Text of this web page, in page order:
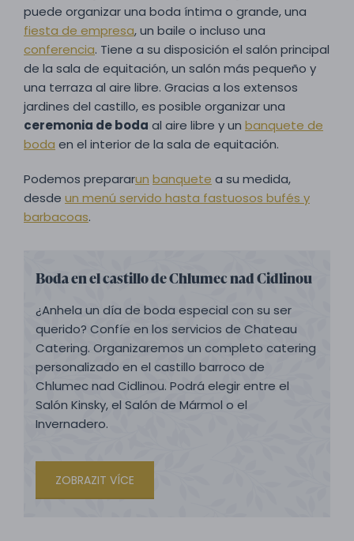
puede organizar una boda íntima o grande, una
fiesta de empresa, un baile o incluso una
conferencia. Tiene a su disposición el salón principal
de la sala de equitación, un salón más pequeño y
una terraza al aire libre. Gracias a los extensos
jardines del castillo, es posible organizar una
ceremonia de boda al aire libre y un banquete de
boda en el interior de la sala de equitación.
Podemos prepararun banquete a su medida,
desde un menú servido hasta fastuosos bufés y
barbacoas.
Boda en el castillo de Chlumec nad Cidlinou
¿Anhela un día de boda especial con su ser
querido? Confíe en los servicios de Chateau
Catering. Organizaremos un completo catering
personalizado en el castillo barroco de
Chlumec nad Cidlinou. Podrá elegir entre el
Salón Kinsky, el Salón de Mármol o el
Invernadero.
ZOBRAZIT VÍCE